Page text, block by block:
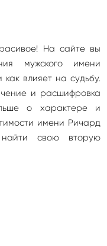
На сайте вы
мужского имени
влияет на судьбу.
и расшифровка
о характере и
имени Ричард
свою вторую